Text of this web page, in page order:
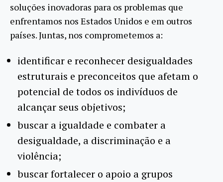
soluções inovadoras para os problemas que
enfrentamos nos Estados Unidos e em outros
países. Juntas, nos comprometemos a:
identificar e reconhecer desigualdades
estruturais e preconceitos que afetam o
potencial de todos os indivíduos de
alcançar seus objetivos;
buscar a igualdade e combater a
desigualdade, a discriminação e a
violência;
buscar fortalecer o apoio a grupos